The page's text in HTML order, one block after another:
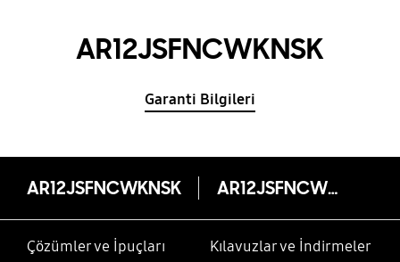
AR12JSFNCWKNSK
Garanti Bilgileri
AR12JSFNCWKNSK AR12JSFNCWKNSK
Çözümler ve İpuçları Kılavuzlar ve İndirmeler